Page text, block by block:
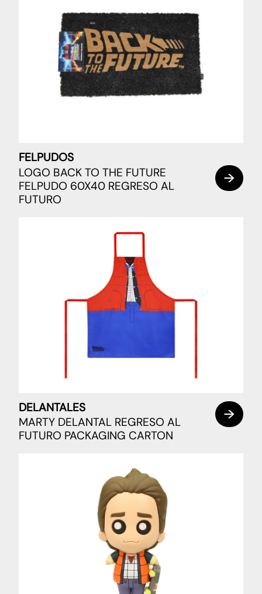
FELPUDOS
LOGO BACK TO THE FUTURE
FELPUDO 60X40 REGRESO AL
FUTURO
DELANTALES
MARTY DELANTAL REGRESO AL
FUTURO PACKAGING CARTON